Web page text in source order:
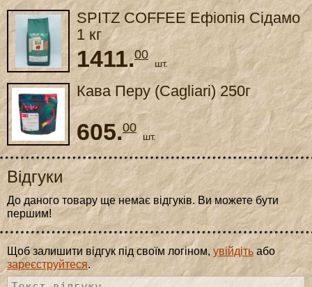
SPITZ COFFEE Ефіопія Сідамо
1 кг
1411.00
шт.
Кава Перу (Cagliari) 250г
605.00
шт.
Відгуки
До даного товару ще немає відгуків. Ви можете бути
першим!
Щоб залишити відгук під своїм логіном, увійдіть або
зареєструйтеся.